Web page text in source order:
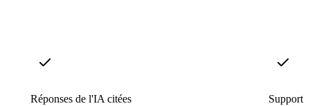
Réponses de l'IA citées Support